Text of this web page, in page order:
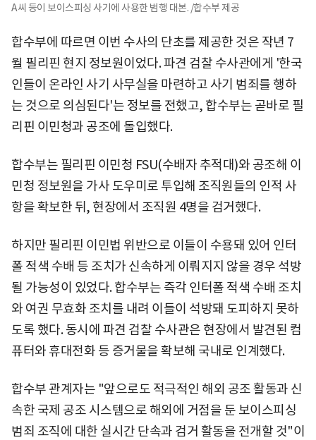
A씨 등이 보이스피싱 사기에 사용한 범행 대본. /합수부 제공
합수부에 따르면 이번 수사의 단초를 제공한 것은 작년 7
월 필리핀 현지 정보원이었다. 파견 검찰 수사관에게 '한국
인들이 온라인 사기 사무실을 마련하고 사기 범죄를 행하
는 것으로 의심된다'는 정보를 전했고, 합수부는 곧바로 필
리핀 이민청과 공조에 돌입했다.
합수부는 필리핀 이민청 FSU(수배자 추적대)와 공조해 이
민청 정보원을 가사 도우미로 투입해 조직원들의 인적 사
항을 확보한 뒤, 현장에서 조직원 4명을 검거했다.
하지만 필리핀 이민법 위반으로 이들이 수용돼 있어 인터
폴 적색 수배 등 조치가 신속하게 이뤄지지 않을 경우 석방
될 가능성이 있었다. 합수부는 즉각 인터폴 적색 수배 조치
와 여권 무효화 조치를 내려 이들이 석방돼 도피하지 못하
도록 했다. 동시에 파견 검찰 수사관은 현장에서 발견된 컴
퓨터와 휴대전화 등 증거물을 확보해 국내로 인계했다.
합수부 관계자는 "앞으로도 적극적인 해외 공조 활동과 신
속한 국제 공조 시스템으로 해외에 거점을 둔 보이스피싱
범죄 조직에 대한 실시간 단속과 검거 활동을 전개할 것"이